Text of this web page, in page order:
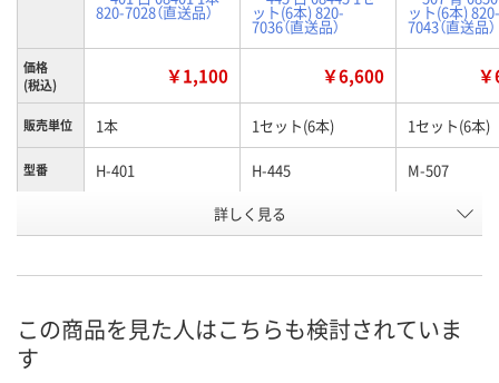
820-7028（直送品） ット(6本) 820-
7036（直送品）
ット(6本) 820-
7043（直送品）
価格
(税込)
￥1,100 ￥6,600
販売単位 1本 1セット(6本) 1セット(6本)
型番 H-401 H-445 M-507
X287569 X287566
8月27日（木）まで
詳しく見る
この商品を見た人はこちらも検討されていま
す